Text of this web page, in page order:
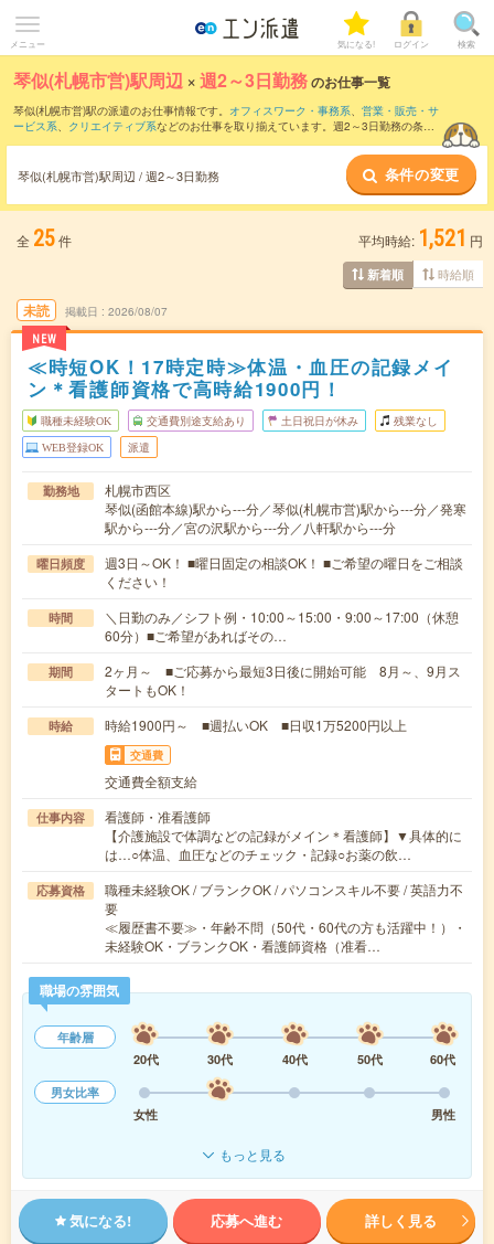
メニュー 気になる! ログイン 検索
琴似(札幌市営)駅周辺 ×週2～3日勤務のお仕事一覧
琴似(札幌市営)駅の派遣のお仕事情報です。 オフィスワーク・事務系、 営業・販売・サ
ービス系、 クリエイティブ系などのお仕事を取り揃えています。週2～3日勤務の条件
琴似(札幌市営)駅周辺 / 週2～3日勤務 条件の変更
全 25件 平均時給: 1,521 円
新着順 時給順
未読
NEW
掲載日 2026/08/07
≪時短OK！17時定時≫体温・血圧の記録メイ
ン＊看護師資格で高時給1900円！
職種未経験OK 交通費別途支給あり 土日祝日が休み 残業なし
WEB登録OK 派遣
勤務地
札幌市西区
琴似(函館本線)駅から---分／琴似(札幌市営)駅から---分／発寒
駅から---分／宮の沢駅から---分／八軒駅から---分
曜日頻度
週3日～OK！ ■曜日固定の相談OK！ ■ご希望の曜日をご相談
ください！
時間
＼日勤のみ／シフト例・10:00～15:00・9:00～17:00（休憩
60分）■ご希望があればその…
期間
2ヶ月～ ■ご応募から最短3日後に開始可能 8月～、9月ス
タートもOK！
時給 時給1900円～ ■週払いOK ■日収1万5200円以上
交通費
交通費全額支給
仕事内容
看護師・准看護師
【介護施設で体調などの記録がメイン＊看護師】▼具体的に
は…○体温、血圧などのチェック・記録○お薬の飲…
応募資格
職種未経験OK / ブランクOK / パソコンスキル不要 / 英語力不
要
≪履歴書不要≫・年齢不問（50代・60代の方も活躍中！）・
未経験OK・ブランクOK・看護師資格（准看…
職場の雰囲気
年齢層
20代
30代 40代 50代
60代
男女比率
女性
男性
もっと見る
気になる! 応募へ進む 詳しく見る